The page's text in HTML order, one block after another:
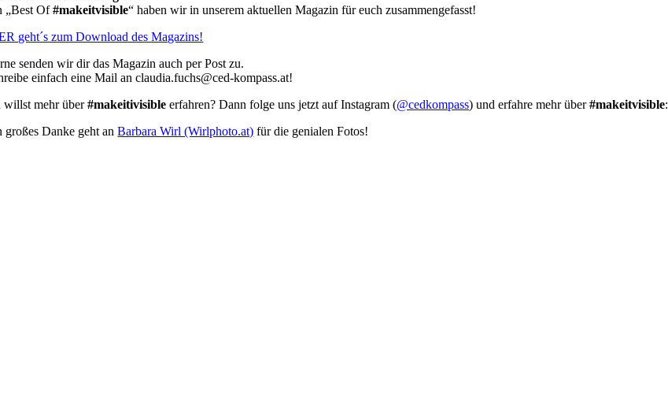
„Best Of#makeitvisible“ haben wir in unserem aktuellen Magazin für euch zusammengefasst!
geht´s zum Download des Magazins!
senden wir dir das Magazin auch per Post zu.
einfach eine Mail an claudia.fuchs@ced-kompass.at!
willst mehr über#makeitivisible erfahren? Dann folge uns jetzt auf Instagram (@cedkompass) und erfahre mehr über#makeitvisible:
großes Danke geht anBarbara Wirl (Wirlphoto.at) für die genialen Fotos!